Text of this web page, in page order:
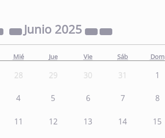
Junio 2025
Mié Jue Vie Sáb Dom
28 29 30 31 1
4 5 6 7 8
11 12 13 14 15